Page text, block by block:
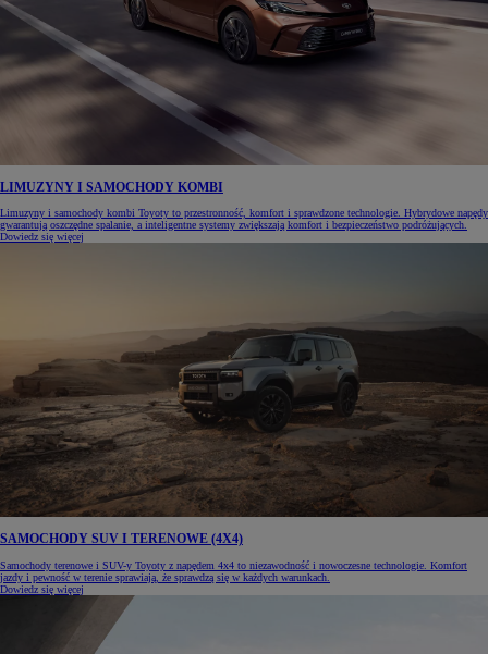
LIMUZYNY I SAMOCHODY KOMBI
Limuzyny i samochody kombi Toyoty to przestronność, komfort i sprawdzone technologie. Hybrydowe napędy
gwarantują oszczędne spalanie, a inteligentne systemy zwiększają komfort i bezpieczeństwo podróżujących.
Dowiedz się więcej
SAMOCHODY SUV I TERENOWE (4X4)
Samochody terenowe i SUV-y Toyoty z napędem 4x4 to niezawodność i nowoczesne technologie. Komfort
jazdy i pewność w terenie sprawiają, że sprawdzą się w każdych warunkach.
Dowiedz się więcej